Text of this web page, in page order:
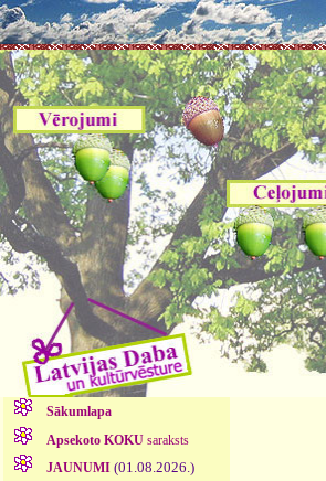
Sākumlapa
Apsekoto KOKUsaraksts
JAUNUMI (01.08.2026.)